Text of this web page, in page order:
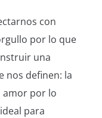
con
por lo que
una
nos definen: la
amor por lo
para